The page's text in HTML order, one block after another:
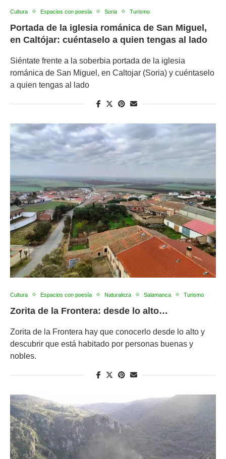
Cultura Espacios con poesía Soria Turismo
Portada de la iglesia románica de San Miguel,
en Caltójar: cuéntaselo a quien tengas al lado
Siéntate frente a la soberbia portada de la iglesia
románica de San Miguel, en Caltojar (Soria) y cuéntaselo
a quien tengas al lado
Cultura Espacios con poesía Naturaleza Salamanca Turismo
Zorita de la Frontera: desde lo alto…
Zorita de la Frontera hay que conocerlo desde lo alto y
descubrir que está habitado por personas buenas y
nobles.